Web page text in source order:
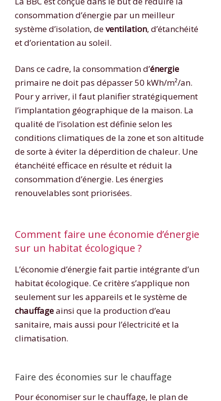
consommation d’énergie par un meilleur
système d’isolation, deventilation, d’étanchéité
et d’orientation au soleil.
Dans ce cadre, la consommation d’énergie
primaire ne doit pas dépasser 50 kWh/m²/an.
Pour y arriver, il faut planifier stratégiquement
l’implantation géographique de la maison. La
qualité de l’isolation est définie selon les
conditions climatiques de la zone et son altitude
de sorte à éviter la déperdition de chaleur. Une
étanchéité efficace en résulte et réduit la
consommation d’énergie. Les énergies
renouvelables sont priorisées.
Comment faire une économie d’énergie
sur un habitat écologique ?
L’économie d’énergie fait partie intégrante d’un
habitat écologique. Ce critère s’applique non
seulement sur les appareils et le système de
chauffageainsi que la production d’eau
sanitaire, mais aussi pour l’électricité et la
climatisation.
Faire des économies sur le chauffage
Pour économiser sur le chauffage, le plan de